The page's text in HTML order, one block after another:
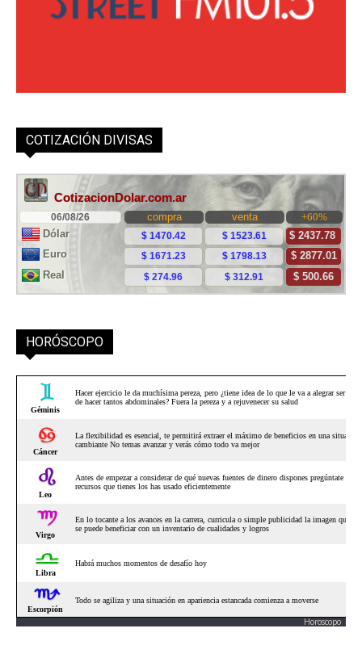
COTIZACIÓN DIVISAS
HORÓSCOPO
Horoscopo